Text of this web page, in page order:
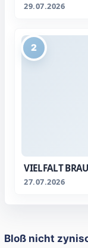
29.07.2026
2
VIELFALT
27.07.2026
Bloß nicht